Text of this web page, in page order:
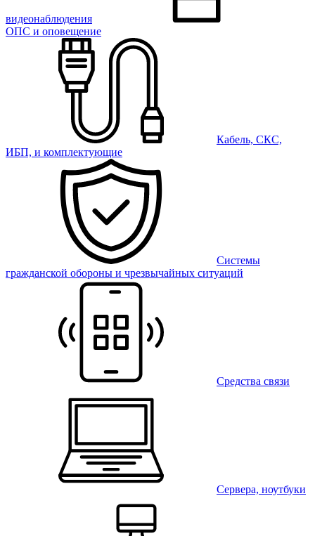
видеонаблюдения
ОПС и оповещение
Кабель, СКС,
ИБП, и комплектующие
Системы
гражданской обороны и чрезвычайных ситуаций
Средства связи
Сервера, ноутбуки